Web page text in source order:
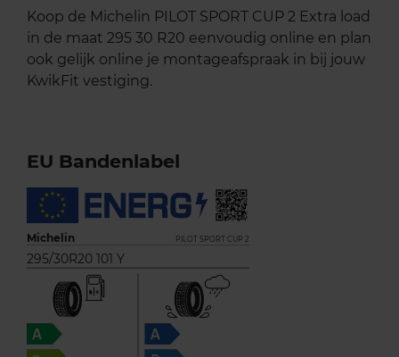
Koop de Michelin PILOT SPORT CUP 2 Extra load
in de maat 295 30 R20 eenvoudig online en plan
ook gelijk online je montageafspraak in bij jouw
KwikFit vestiging.
EU Bandenlabel
Michelin PILOT SPORT CUP 2
295/30R20 101 Y